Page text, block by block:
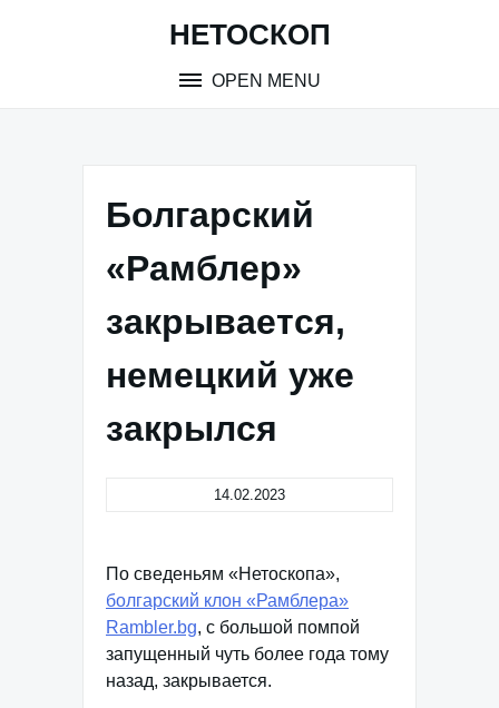
НЕТОСКОП
OPEN MENU
Болгарский
«Рамблер»
закрывается,
немецкий уже
закрылся
14.02.2023
По сведеньям «Нетоскопа»,
болгарский клон «Рамблера»
Rambler.bg, с большой помпой
запущенный чуть более года тому
назад, закрывается.